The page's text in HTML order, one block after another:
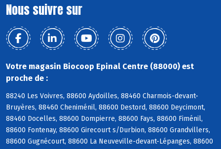
Nous suivre sur
Votre magasin Biocoop Epinal Centre (88000) est
proche de :
88240 Les Voivres, 88600 Aydoilles, 88460 Charmois-devant-
Bruyères, 88460 Cheniménil, 88600 Destord, 88600 Deycimont,
88460 Docelles, 88600 Dompierre, 88600 Fays, 88600 Fiménil,
88600 Fontenay, 88600 Girecourt s/Durbion, 88600 Grandvillers,
88600 Gugnécourt, 88600 La Neuveville-devant-Lépanges, 88600